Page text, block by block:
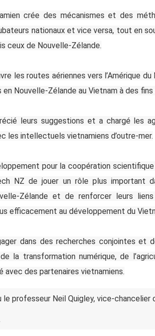
crée des mécanismes et des
nationaux et vice versa, tout en
ceux de Nouvelle-Zélande.
les routes aériennes vers l’Amérique
Nouvelle-Zélande au Vietnam à des
leurs suggestions et a chargé les
les intellectuels vietnamiens d’outre-mer.
pour la coopération
NZ de jouer un rôle plus important
Zélande et de renforcer leurs
efficacement au développement du
dans des recherches conjointes et
la transformation numérique, de
des partenaires vietnamiens.
professeur Neil Quigley, vice-